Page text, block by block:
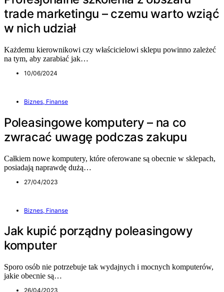
trade marketingu – czemu warto wziąć
w nich udział
Każdemu kierownikowi czy właścicielowi sklepu powinno zależeć
na tym, aby zarabiać jak…
10/06/2024
Biznes, Finanse
Poleasingowe komputery – na co
zwracać uwagę podczas zakupu
Całkiem nowe komputery, które oferowane są obecnie w sklepach,
posiadają naprawdę dużą…
27/04/2023
Biznes, Finanse
Jak kupić porządny poleasingowy
komputer
Sporo osób nie potrzebuje tak wydajnych i mocnych komputerów,
jakie obecnie są…
26/04/2023